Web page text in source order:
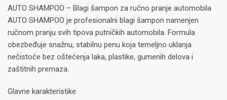
AUTO SHAMPOO – Blagi šampon za ručno pranje automobila
AUTO SHAMPOO je profesionalni blagi šampon namenjen
ručnom pranju svih tipova putničkih automobila. Formula
obezbeđuje snažnu, stabilnu penu koja temeljno uklanja
nečistoće bez oštećenja laka, plastike, gumenih delova i
zaštitnih premaza.
Glavne karakteristike